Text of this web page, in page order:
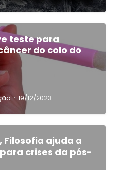
teste para
do colo do
· 19/12/2023
Filosofia ajuda a
crises da pós-